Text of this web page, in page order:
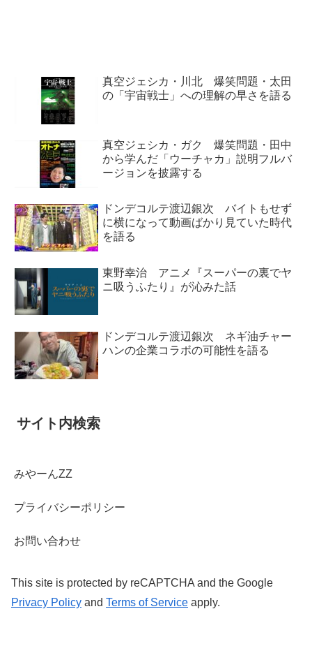
真空ジェシカ・川北 爆笑問題・太田
の「宇宙戦士」への理解の早さを語る
真空ジェシカ・ガク 爆笑問題・田中
から学んだ「ウーチャカ」説明フルバ
ージョンを披露する
ドンデコルテ渡辺銀次 バイトもせず
に横になって動画ばかり見ていた時代
を語る
東野幸治 アニメ『スーパーの裏でヤ
ニ吸うふたり』が沁みた話
ドンデコルテ渡辺銀次 ネギ油チャー
ハンの企業コラボの可能性を語る
サイト内検索
みやーんZZ
プライバシーポリシー
お問い合わせ
This site is protected by reCAPTCHA and the Google
Privacy Policy and Terms of Service apply.